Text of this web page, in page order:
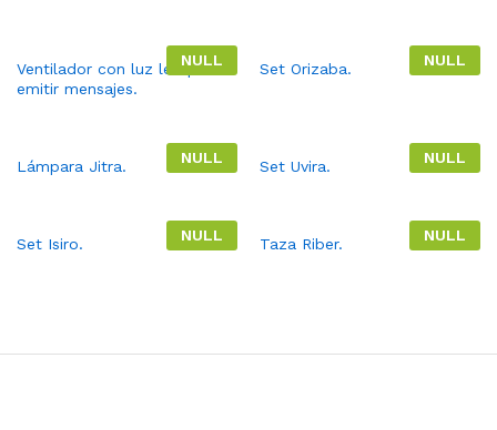
NULL
Ventilador con luz led para
emitir mensajes.
NULL
Set Orizaba.
NULL
Lámpara Jitra. NULL
Set Uvira.
NULL
Set Isiro. NULL
Taza Riber.